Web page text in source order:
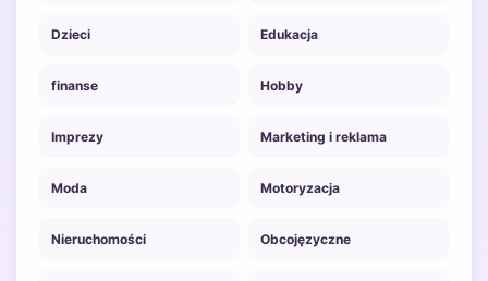
Dzieci Edukacja
finanse Hobby
Imprezy Marketing i reklama
Moda Motoryzacja
Nieruchomości Obcojęzyczne